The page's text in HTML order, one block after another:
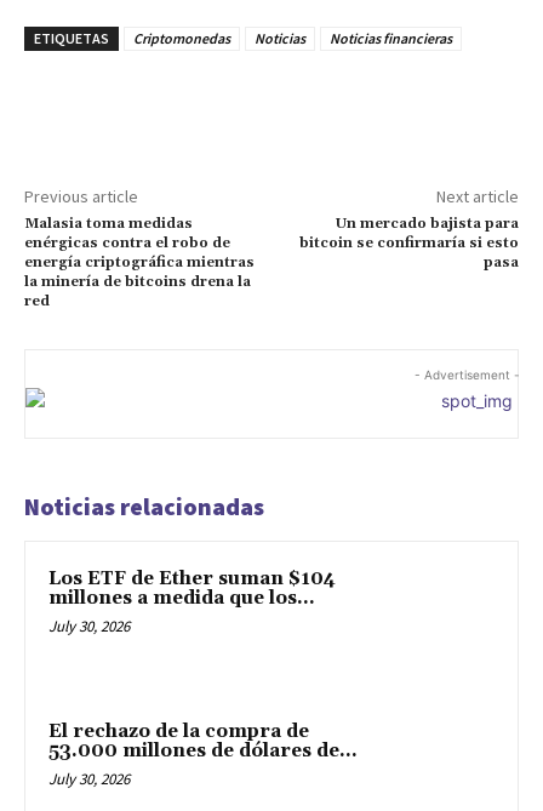
ETIQUETAS Criptomonedas Noticias Noticias financieras
Previous article
Malasia toma medidas
enérgicas contra el robo de
energía criptográfica mientras
la minería de bitcoins drena la
red
Next article
Un mercado bajista para
bitcoin se confirmaría si esto
pasa
- Advertisement -
Noticias relacionadas
Los ETF de Ether suman $104
millones a medida que los...
July 30, 2026
El rechazo de la compra de
53.000 millones de dólares de...
July 30, 2026